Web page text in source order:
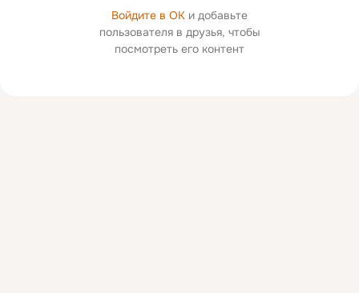
Войдите в ОК и добавьте
пользователя в друзья, чтобы
посмотреть его контент